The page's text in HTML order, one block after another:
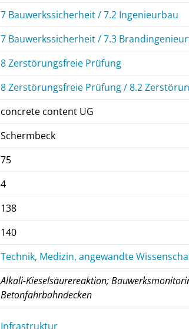
7 Bauwerkssicherheit / 7.2 Ingenieurbau
7 Bauwerkssicherheit / 7.3
8 Zerstörungsfreie Prüfung
8 Zerstörungsfreie Prüfung / 8.2
concrete content UG
Schermbeck
75
4
138
140
Technik, Medizin, angewandte
Alkali-Kieselsäurereaktion;
Betonfahrbahndecken
Infrastruktur